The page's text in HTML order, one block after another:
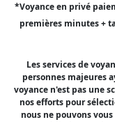
*Voyance en privé
premières minutes +
Les services de
personnes majeures
voyance n'est pas une
nos efforts pour
nous ne pouvons